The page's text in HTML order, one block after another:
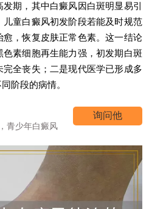
期，其中白癜风因白斑明显易引
童白癜风初发阶段若能及时规范
，恢复皮肤正常色素。这一结论
素细胞再生能力强，初发期白斑
全丧失；二是现代医学已形成多
阶段的病情。
青少年白癜风
询问他